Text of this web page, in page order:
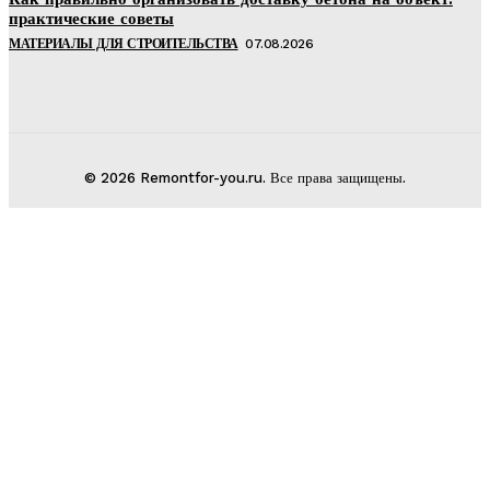
практические советы
МАТЕРИАЛЫ ДЛЯ СТРОИТЕЛЬСТВА 07.08.2026
© 2026 Remontfor-you.ru. Все права защищены.